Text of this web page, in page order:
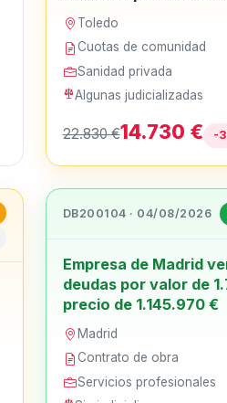
Toledo
Cuotas de comunidad
Sanidad privada
Algunas judicializadas
22.830 €14.730 € -
DB200104 · 04/08/2026
Empresa de Madrid
deudas por valor de
precio de 1.145.970 €
Madrid
Contrato de obra
Servicios profesionales